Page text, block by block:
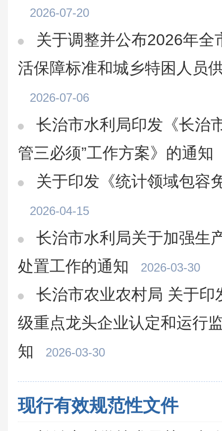
2026-07-20
关于调整并公布2026年全
活保障标准和城乡特困人员
2026-07-06
长治市水利局印发《长治
管三必须”工作方案》的通知
关于印发《统计领域包容
2026-04-15
长治市水利局关于加强生
处置工作的通知
2026-03-30
长治市农业农村局 关于印
级重点龙头企业认定和运行
知
2026-03-30
现行有效规范性文件